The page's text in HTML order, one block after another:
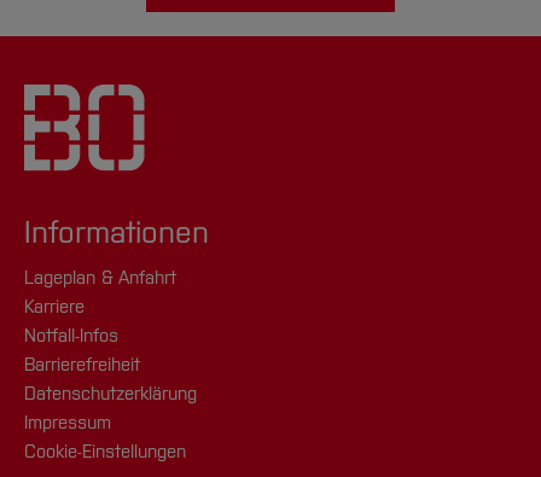
Informationen
Lageplan & Anfahrt
Karriere
Notfall-Infos
Barrierefreiheit
Datenschutzerklärung
Impressum
Cookie-Einstellungen